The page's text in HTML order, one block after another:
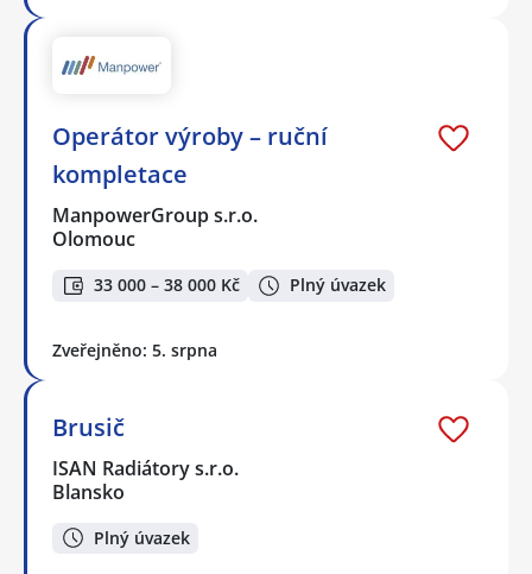
Operátor výroby – ruční
kompletace
ManpowerGroup s.r.o.
Olomouc
33 000 – 38 000 Kč Plný úvazek
Zveřejněno: 5. srpna
Brusič
ISAN Radiátory s.r.o.
Blansko
Plný úvazek